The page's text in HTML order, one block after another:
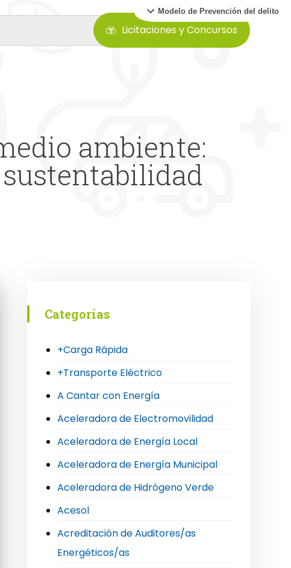
Modelo de Prevención del delito
Licitaciones y Concursos
ambiente:
Categorías
+Carga Rápida
+Transporte Eléctrico
A Cantar con Energía
Aceleradora de Electromovilidad
Aceleradora de Energía Local
Aceleradora de Energía Municipal
Aceleradora de Hidrógeno Verde
Acesol
Acreditación de Auditores/as
Energéticos/as